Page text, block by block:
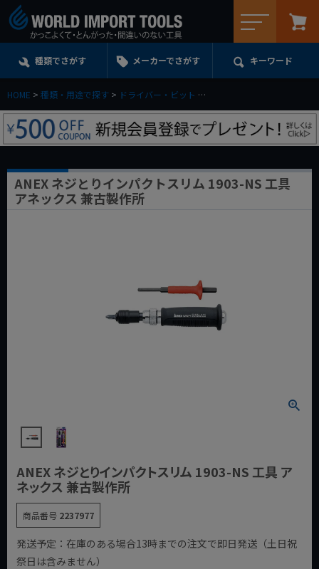
種類でさがす メーカーでさがす キーワード
HOME 種類・用途で探す ドライバー・ビット
ANEX ネジとりインパクトスリム 1903-NS 工具
アネックス 兼古製作所
ANEX ネジとりインパクトスリム 1903-NS 工具 ア
ネックス 兼古製作所
商品番号 2237977
発送予定：在庫のある場合13時までの注文で即日発送（土日祝
祭日は含みません）